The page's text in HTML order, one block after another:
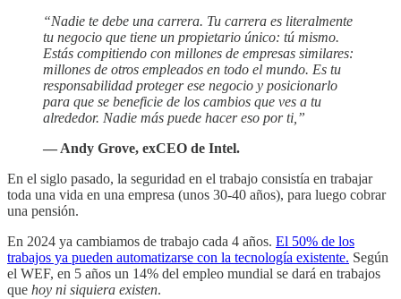
“Nadie te debe una carrera. Tu carrera es literalmente
tu negocio que tiene un propietario único: tú mismo.
Estás compitiendo con millones de empresas similares:
millones de otros empleados en todo el mundo. Es tu
responsabilidad proteger ese negocio y posicionarlo
para que se beneficie de los cambios que ves a tu
alrededor. Nadie más puede hacer eso por ti,”
— Andy Grove, exCEO de Intel.
En el siglo pasado, la seguridad en el trabajo consistía en trabajar
toda una vida en una empresa (unos 30-40 años), para luego cobrar
una pensión.
En 2024 ya cambiamos de trabajo cada 4 años. El 50% de los
trabajos ya pueden automatizarse con la tecnología existente. Según
el WEF, en 5 años un 14% del empleo mundial se dará en trabajos
que hoy ni siquiera existen.